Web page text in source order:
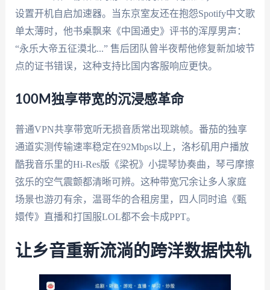
设置开机自启加速器。当东京室友还在抱怨Spotify中文歌
单太薄时，他书桌飘来《中国通史》评书的浑厚男声：
“永乐大帝五征漠北...” 售后团队曾半夜帮他修复新加坡节
点的证书错误，这种支持比国内客服响应更快。
100M独享带宽的沉浸感革命
普通VPN共享带宽听无损音质常出现跳帧。番茄的独享
通道实测传输速率稳定在92Mbps以上，洛杉矶用户播放
酷我音乐里的Hi-Res版《梁祝》小提琴协奏曲，琴弓摩擦
弦乐的空气震颤都清晰可辨。这种带宽冗余让多人家庭
场景也游刃有余，温哥华的合租房里，四人同时追《甄
嬛传》直播和打国服LOL都不会卡成PPT。
让乡音重新流淌的跨洋数据快轨